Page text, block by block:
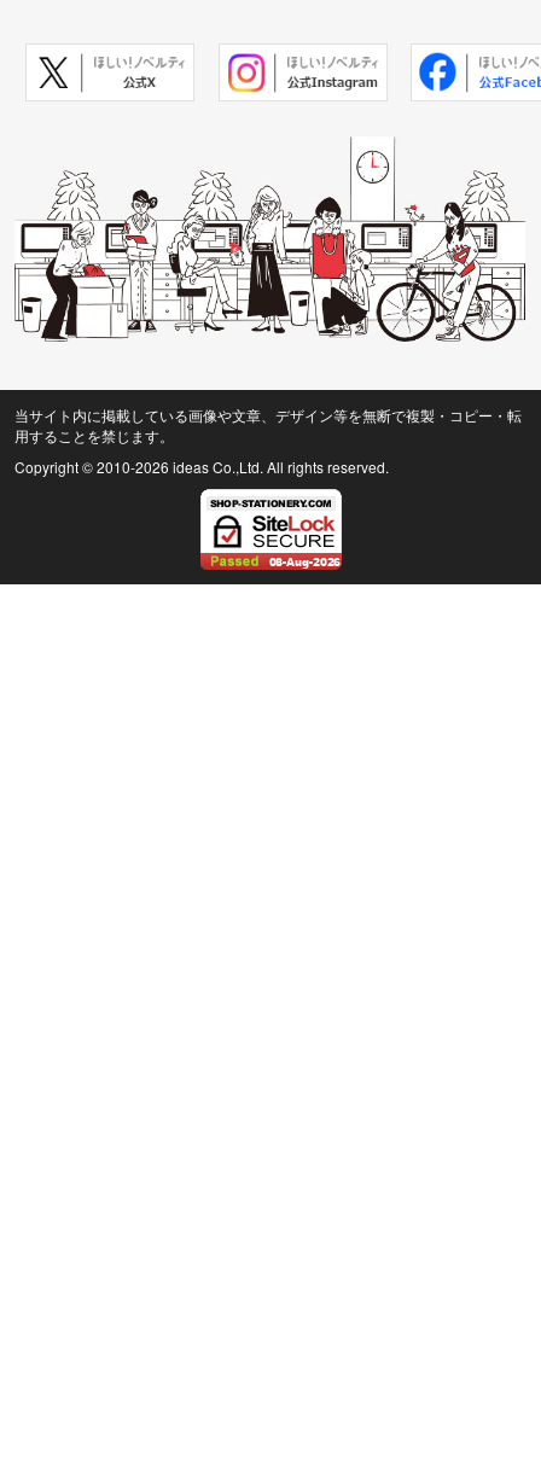
当サイト内に掲載している画像や文章、デザイン等を無断で複製・コピー・転
用することを禁じます。
Copyright © 2010-2026 ideas Co.,Ltd. All rights reserved.